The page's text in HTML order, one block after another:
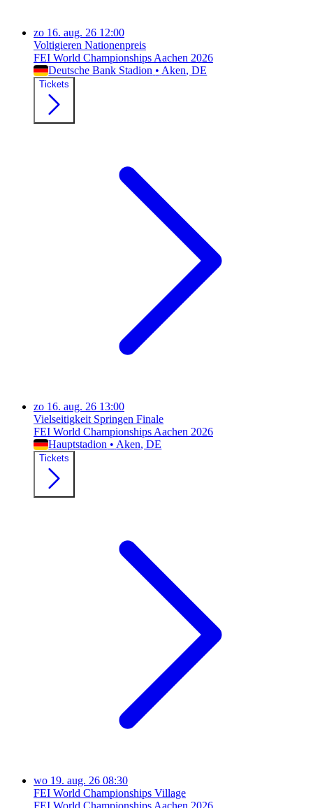
zo 16. aug. 26 12:00
Voltigieren Nationenpreis
FEI World Championships Aachen 2026
Deutsche Bank Stadion • Aken, DE
Tickets
zo 16. aug. 26 13:00
Vielseitigkeit Springen Finale
FEI World Championships Aachen 2026
Hauptstadion • Aken, DE
Tickets
wo 19. aug. 26 08:30
FEI World Championships Village